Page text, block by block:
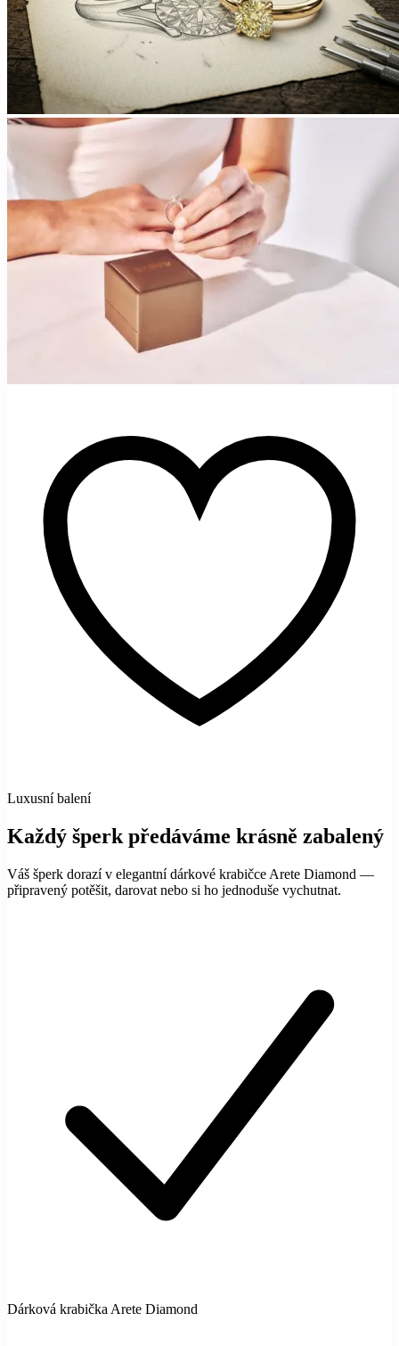
Luxusní balení
Každý šperk předáváme krásně zabalený
Váš šperk dorazí v elegantní dárkové krabičce Arete Diamond —
připravený potěšit, darovat nebo si ho jednoduše vychutnat.
Dárková krabička Arete Diamond